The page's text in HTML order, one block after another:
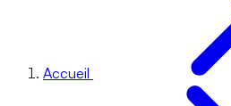
Accueil